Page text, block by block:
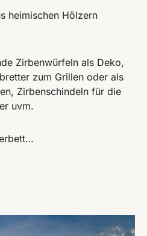
heimischen Hölzern
Zirbenwürfeln als Deko,
zum Grillen oder als
Zirbenschindeln für die
uvm.